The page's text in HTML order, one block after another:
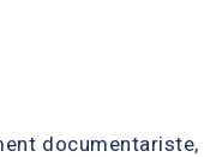
documentariste,